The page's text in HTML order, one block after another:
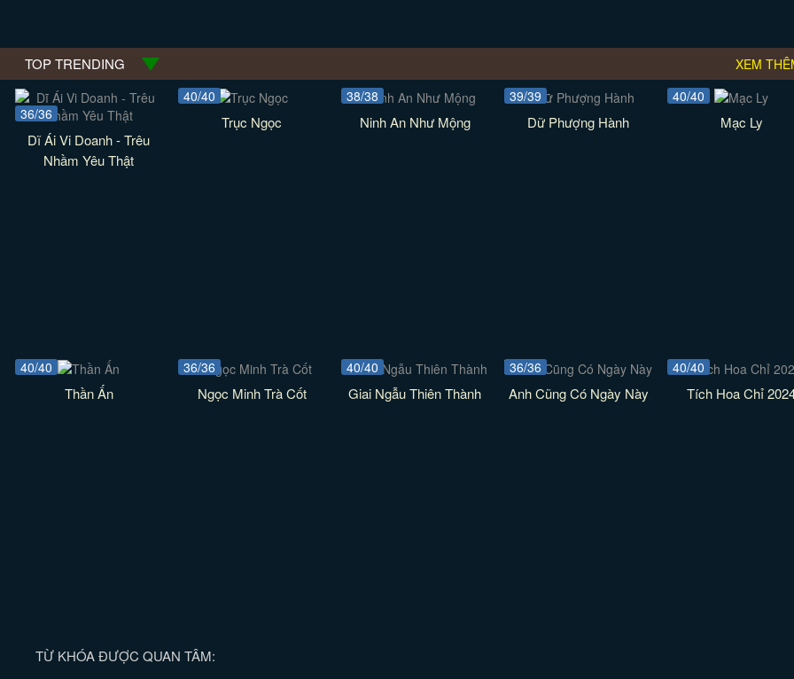
TOP TRENDING XEM
36/36
Dĩ Ái Vi Doanh - Trêu
Nhầm Yêu Thật
40/40
Trục Ngọc
38/38
Ninh An Như Mộng
39/39
Dữ Phượng Hành
40/40
Mạc Ly
40/40
Thần Ấn
36/36
Ngọc Minh Trà Cốt
40/40
Giai Ngẫu Thiên Thành
36/36
Anh Cũng Có Ngày Này
40/40
Tích Hoa Chỉ
TỪ KHÓA ĐƯỢC QUAN TÂM: